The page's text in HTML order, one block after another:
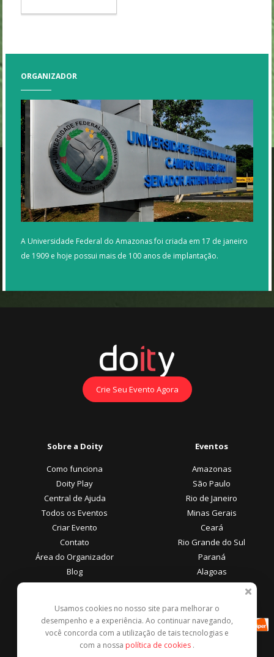
ORGANIZADOR
A Universidade Federal do Amazonas foi criada em 17 de janeiro
de 1909 e hoje possui mais de 100 anos de implantação.
Crie Seu Evento Agora
Sobre a Doity
Como funciona
Doity Play
Central de Ajuda
Todos os Eventos
Criar Evento
Contato
Área do Organizador
Blog
Eventos
Amazonas
São Paulo
Rio de Janeiro
Minas Gerais
Ceará
Rio Grande do Sul
Paraná
Alagoas
Área do Participante
Central de Ajuda
Denunciar este evento
Formas de Pagamento
Usamos cookies no nosso site para melhorar o
desempenho e a experiência. Ao continuar navegando,
você concorda com a utilização de tais tecnologias e
com a nossa política de cookies .